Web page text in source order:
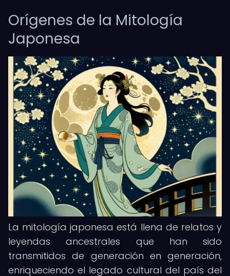
Orígenes de la Mitología
Japonesa
La mitología japonesa está llena de relatos y
leyendas ancestrales que han sido
transmitidos de generación en generación,
enriqueciendo el legado cultural del país del